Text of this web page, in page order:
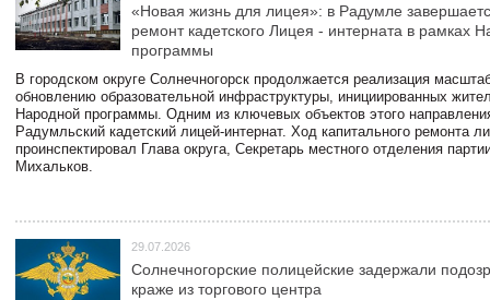
«Новая жизнь для лицея»: в Радумле
ремонт кадетского Лицея - интерната в рамках
программы
В городском округе Солнечногорск продолжается реализация
обновлению образовательной инфраструктуры, инициированных
Народной программы. Одним из ключевых объектов этого
Радумльский кадетский лицей-интернат. Ход капитального ремонта
проинспектировал Глава округа, Секретарь местного отделения
Михальков.
29.07.2026
Солнечногорские полицейские задержали
краже из торгового центра